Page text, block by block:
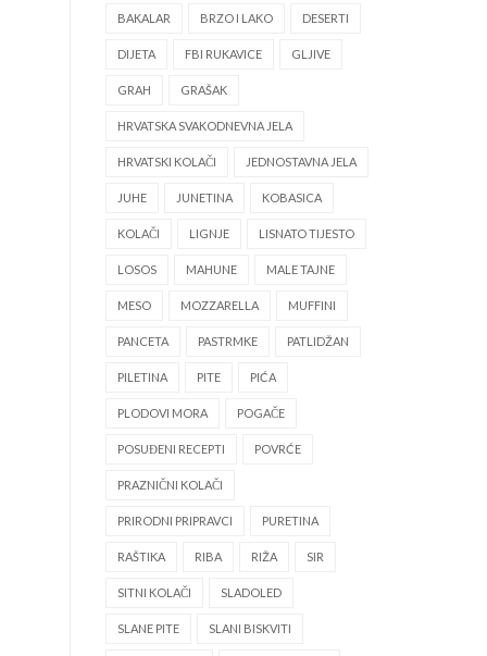
BAKALAR BRZO I LAKO DESERTI
DIJETA FBI RUKAVICE GLJIVE
GRAH GRAŠAK
HRVATSKA SVAKODNEVNA JELA
HRVATSKI KOLAČI JEDNOSTAVNA JELA
JUHE JUNETINA KOBASICA
KOLAČI LIGNJE LISNATO TIJESTO
LOSOS MAHUNE MALE TAJNE
MESO MOZZARELLA MUFFINI
PANCETA PASTRMKE PATLIDŽAN
PILETINA PITE PIĆA
PLODOVI MORA POGAČE
POSUĐENI RECEPTI POVRĆE
PRAZNIČNI KOLAČI
PRIRODNI PRIPRAVCI PURETINA
RAŠTIKA RIBA RIŽA SIR
SITNI KOLAČI SLADOLED
SLANE PITE SLANI BISKVITI